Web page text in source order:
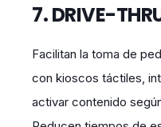
7. DRIVE-
Facilitan la toma de
con kioscos táctiles,
activar contenido